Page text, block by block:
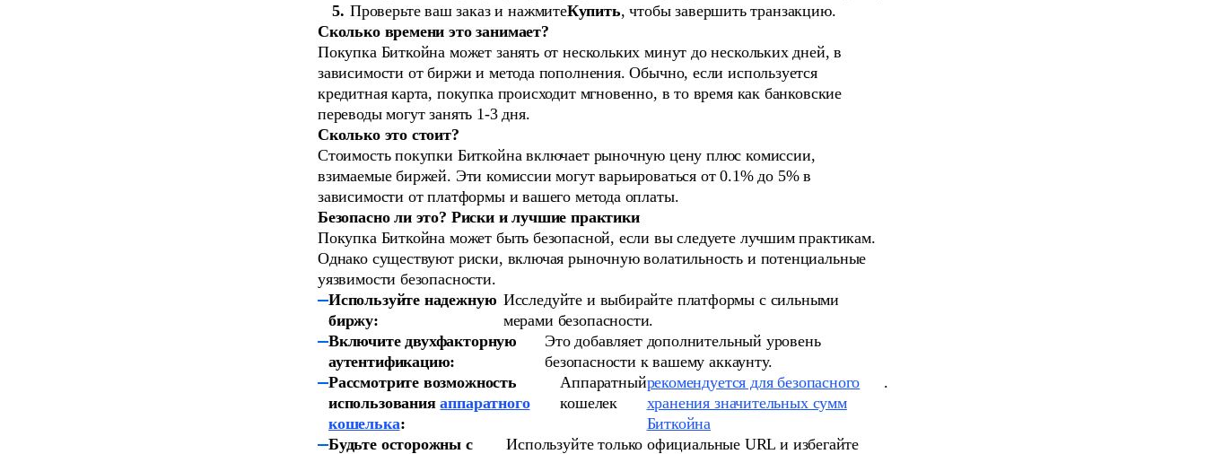
Проверьте ваш заказ и нажмитеКупить, чтобы завершить транзакцию.
Сколько времени это занимает?
Покупка Биткойна может занять от нескольких минут до нескольких дней, в
зависимости от биржи и метода пополнения. Обычно, если используется
кредитная карта, покупка происходит мгновенно, в то время как банковские
переводы могут занять 1-3 дня.
Сколько это стоит?
Стоимость покупки Биткойна включает рыночную цену плюс комиссии,
взимаемые биржей. Эти комиссии могут варьироваться от 0.1% до 5% в
зависимости от платформы и вашего метода оплаты.
Безопасно ли это? Риски и лучшие практики
Покупка Биткойна может быть безопасной, если вы следуете лучшим практикам.
Однако существуют риски, включая рыночную волатильность и потенциальные
уязвимости безопасности.
Используйте надежную
биржу:
Исследуйте и выбирайте платформы с сильными
мерами безопасности.
Включите двухфакторную
аутентификацию:
Это добавляет дополнительный уровень
безопасности к вашему аккаунту.
Рассмотрите возможность
использованияаппаратного
кошелька:
Аппаратный
кошелек
рекомендуется для безопасного
хранения значительных сумм
Биткойна
.
Будьте осторожны с
Используйте только официальные URL и избегайте